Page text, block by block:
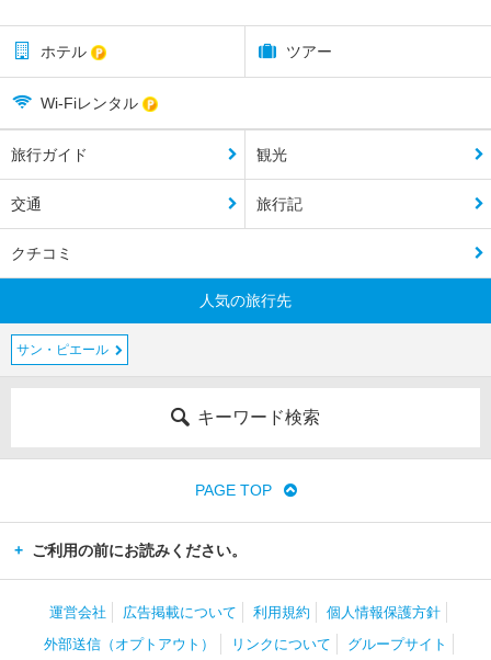
ホテル ツアー
Wi-Fiレンタル
旅行ガイド 観光
交通 旅行記
クチコミ
人気の旅行先
サン・ピエール
キーワード検索
PAGE TOP
ご利用の前にお読みください。
運営会社 広告掲載について 利用規約
個人情報保護方針
外部送信（オプトアウト）
リンクについて グループサイト